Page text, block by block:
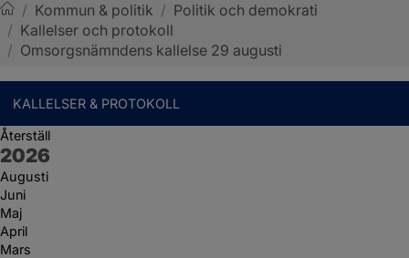
Sotenäs kommun
/ Kommun & politik / Politik och demokrati
/ Kallelser och protokoll
/ Omsorgsnämndens kallelse 29 augusti
KALLELSER & PROTOKOLL
Återställ
År:
2026
Augusti
Juni
Maj
April
Mars